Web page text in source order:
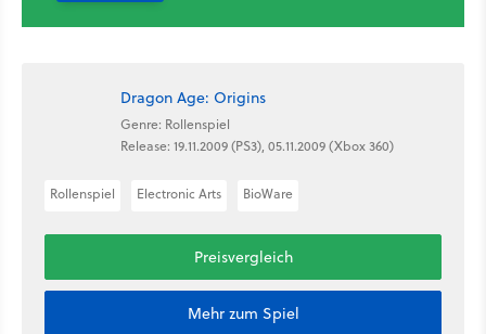
Dragon Age: Origins
Genre: Rollenspiel
Release: 19.11.2009 (PS3), 05.11.2009 (Xbox 360)
Rollenspiel Electronic Arts BioWare
Preisvergleich
Mehr zum Spiel